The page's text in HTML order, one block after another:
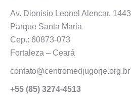
Av. Dionisio Leonel Alencar, 1443
Parque Santa Maria
Cep.: 60873-073
Fortaleza – Ceará
contato@centromedjugorje.org.br
+55 (85) 3274-4513